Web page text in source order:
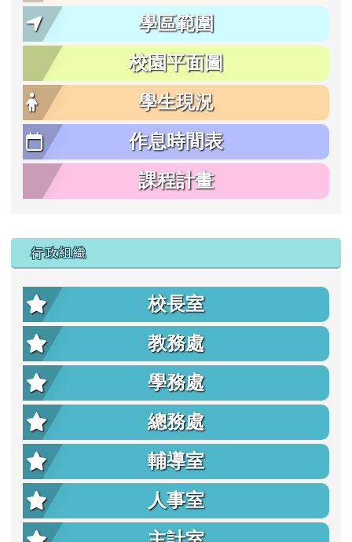
學區範圍
校園平面圖
學生現況
作息時間表
課程計畫
行政組織
校長室
教務處
學務處
總務處
輔導室
人事室